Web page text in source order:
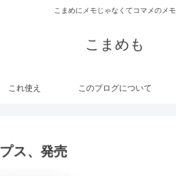
こまめにメモじゃなくてコマメのメモ
こまめも
これ使え このブログについて
ス、発売